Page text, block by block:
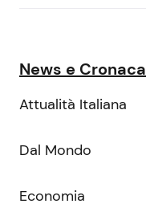
News e Cronaca
Attualità Italiana
Dal Mondo
Economia